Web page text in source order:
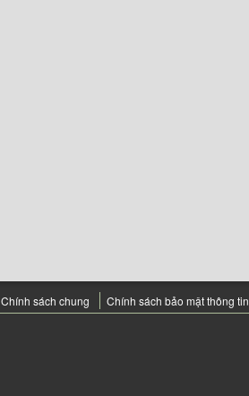
Chính sách chung Chính sách bảo mật thông tin